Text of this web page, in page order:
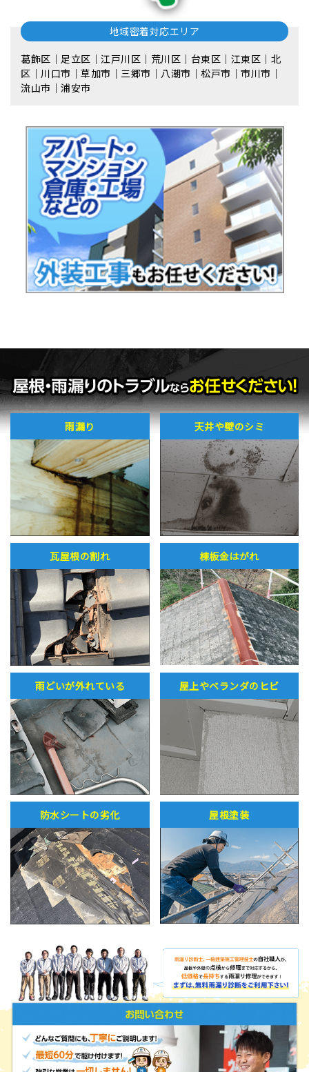
地域密着対応エリア
葛飾区｜足立区｜江戸川区｜荒川区｜台東区｜江東区｜北
区｜川口市｜草加市｜三郷市｜八潮市｜松⼾市｜市川市｜
流⼭市｜浦安市
雨漏り 天井や壁のシミ
瓦屋根の割れ 棟板金はがれ
雨どいが外れている 屋上やベランダのヒビ
防水シートの劣化 屋根塗装